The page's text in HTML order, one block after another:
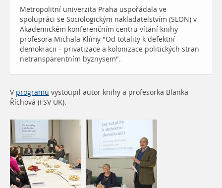
Metropolitní univerzita Praha uspořádala ve
spolupráci se Sociologickým nakladatelstvím (SLON) v
Akademickém konferenčním centru vítání knihy
profesora Michala Klímy "Od totality k defektní
demokracii – privatizace a kolonizace politických stran
netransparentním byznysem".
V programu vystoupil autor knihy a profesorka Blanka
Říchová (FSV UK).